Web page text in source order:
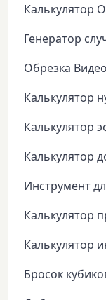
Калькулятор
Генератор
Обрезка Видео
Калькулятор
Калькулятор
Калькулятор
Инструмент
Калькулятор
Калькулятор
Бросок